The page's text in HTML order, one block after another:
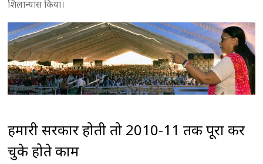
शिलान्यास किया।
हमारी सरकार होती तो 2010-11 तक पूरा कर
चुके होते काम